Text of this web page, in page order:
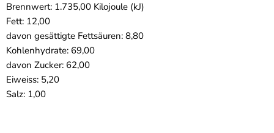
Brennwert: 1.735,00 Kilojoule (kJ)
Fett: 12,00
davon gesättigte Fettsäuren: 8,80
Kohlenhydrate: 69,00
davon Zucker: 62,00
Eiweiss: 5,20
Salz: 1,00